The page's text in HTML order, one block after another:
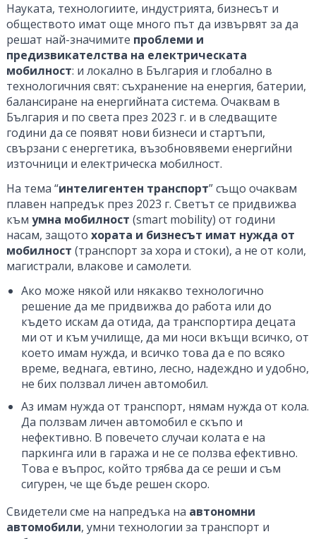
Науката, технологиите, индустрията, бизнесът и
обществото имат още много път да извървят за да
решат най-значимите проблеми и
предизвикателства на електрическата
мобилност: и локално в България и глобално в
технологичния свят: съхранение на енергия, батерии,
балансиране на енергийната система. Очаквам в
България и по света през 2023 г. и в следващите
години да се появят нови бизнеси и стартъпи,
свързани с енергетика, възобновявеми енергийни
източници и електрическа мобилност.
На тема “интелигентен транспорт” също очаквам
плавен напредък през 2023 г. Светът се придвижва
към умна мобилност (smart mobility) от години
насам, защото хората и бизнесът имат нужда от
мобилност (транспорт за хора и стоки), а не от коли,
магистрали, влакове и самолети.
Ако може някой или някакво технологично
решение да ме придвижва до работа или до
където искам да отида, да транспортира децата
ми от и към училище, да ми носи вкъщи всичко, от
което имам нужда, и всичко това да е по всяко
време, веднага, евтино, лесно, надеждно и удобно,
не бих ползвал личен автомобил.
Аз имам нужда от транспорт, нямам нужда от кола.
Да ползвам личен автомобил е скъпо и
нефективно. В повечето случаи колата е на
паркинга или в гаража и не се ползва ефективно.
Това е въпрос, който трябва да се реши и съм
сигурен, че ще бъде решен скоро.
Свидетели сме на напредъка на автономни
автомобили, умни технологии за транспорт и